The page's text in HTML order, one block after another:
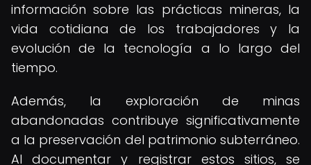
información sobre las prácticas mineras, la
vida cotidiana de los trabajadores y la
evolución de la tecnología a lo largo del
tiempo.
Además, la exploración de minas
abandonadas contribuye significativamente
a la preservación del patrimonio subterráneo.
Al documentar y registrar estos sitios, se